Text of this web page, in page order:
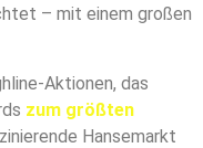
– mit einem großen
Aktionen, das
zum größten
Hansemarkt